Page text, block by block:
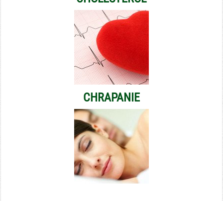
CHRAPANIE